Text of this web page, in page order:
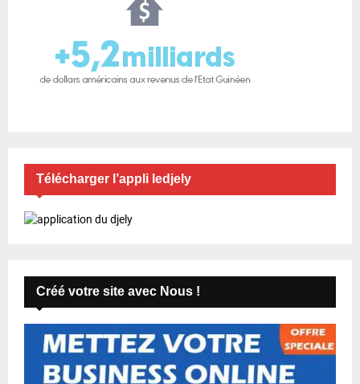
Télécharger l’appli ledjely
Créé votre site avec Nous !